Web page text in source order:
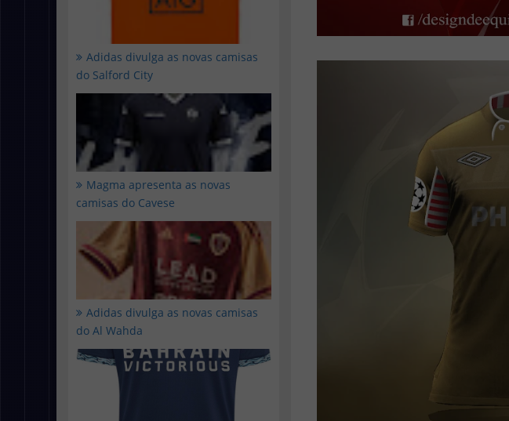
Adidas divulga as novas camisas
do Salford City
Magma apresenta as novas
camisas do Cavese
Adidas divulga as novas camisas
do Al Wahda